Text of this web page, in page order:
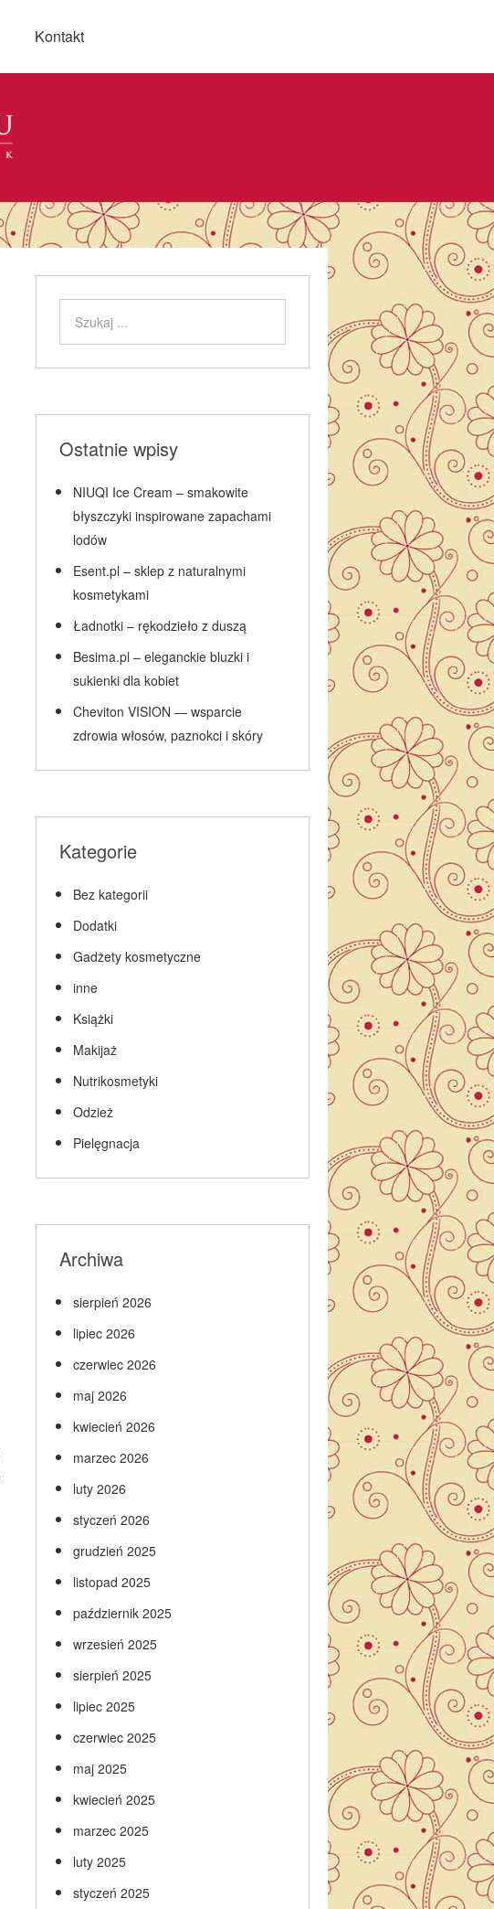
Kontakt
Ostatnie wpisy
NIUQI Ice Cream – smakowite
błyszczyki inspirowane zapachami
lodów
Esent.pl – sklep z naturalnymi
kosmetykami
Ładnotki – rękodzieło z duszą
Besima.pl – eleganckie bluzki i
sukienki dla kobiet
Cheviton VISION — wsparcie
zdrowia włosów, paznokci i skóry
Kategorie
Bez kategorii
Dodatki
Gadżety kosmetyczne
inne
Książki
Makijaż
Nutrikosmetyki
Odzież
Pielęgnacja
Archiwa
sierpień 2026
lipiec 2026
czerwiec 2026
maj 2026
kwiecień 2026
marzec 2026
luty 2026
styczeń 2026
grudzień 2025
listopad 2025
październik 2025
wrzesień 2025
sierpień 2025
lipiec 2025
czerwiec 2025
maj 2025
kwiecień 2025
marzec 2025
luty 2025
styczeń 2025